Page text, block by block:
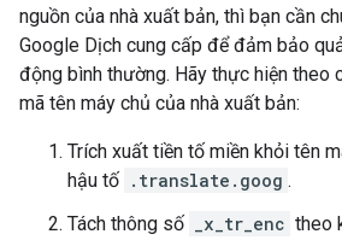
nguồn của nhà xuất bản, thì bạn cần
Google Dịch cung cấp để đảm bảo
động bình thường. Hãy thực hiện theo
mã tên máy chủ của nhà xuất bản:
Trích xuất tiền tố miền khỏi tên
hậu tố .translate.goog .
Tách thông số
_x_tr_enc theo